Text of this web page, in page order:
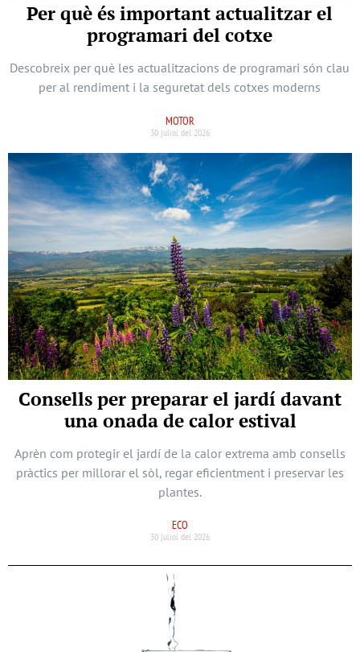
Per què és important actualitzar el
programari del cotxe
Descobreix per què les actualitzacions de programari són clau
per al rendiment i la seguretat dels cotxes moderns
MOTOR
30 juliol del 2026
Consells per preparar el jardí davant
una onada de calor estival
Aprèn com protegir el jardí de la calor extrema amb consells
pràctics per millorar el sòl, regar eficientment i preservar les
plantes.
ECO
30 juliol del 2026